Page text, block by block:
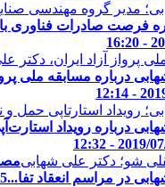
فرصت صادرات فناوری
درباره مسابقه ملی
2019/
درباره رویداد
2019/07/06 -
در مراسم انعقاد تفا...